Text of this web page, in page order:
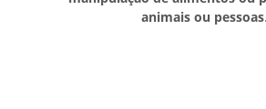
animais ou pessoas.